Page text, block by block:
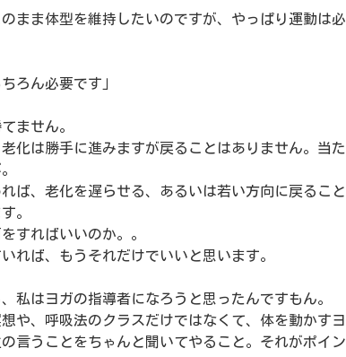
のまま体型を維持したいのですが、やっぱり運動は必
ろん必要です」
ません。
化は勝手に進みますが戻ることはありません。当た
ば、老化を遅らせる、あるいは若い方向に戻ること
。
すればいいのか。。
れば、もうそれだけでいいと思います。
私はヨガの指導者になろうと思ったんですもん。
や、呼吸法のクラスだけではなくて、体を動かすヨ
言うことをちゃんと聞いてやること。それがポイン